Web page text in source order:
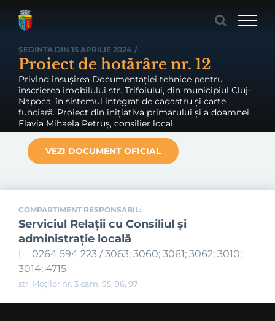
ȘEDINȚA DIN 15 APRILIE 2024 /
Proiect de hotărâre nr. 12
Privind însușirea Documentației tehnice pentru
înscrierea imobilului str. Trifoiului, din municipiul Cluj-
Napoca, în sistemul integrat de cadastru și carte
funciară. Proiect din inițiativa primarului și a doamnei
Flavia Mihaela Petruș, consilier local.
VEZI DOCUMENT OFICIAL
COMPARTIMENT RESPONSABIL:
Serviciul Relaţii cu Consiliul şi
administraţie locală
0264 594 223 / 3063; 3060; 3061; 3062; 3010;
3014; 4715
str. Moților nr. 3 cam. 95, 96, 97